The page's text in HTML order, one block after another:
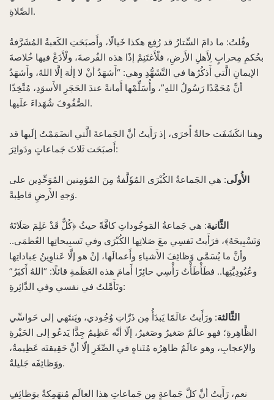
الصَّلاةِ.
وقُلتُ: ما دامَ السِّتارُ قد رُفِع هكذا خَيالًا، وأَصبَحَتِ الكَعبةُ المُشَرَّفةُ
بحُكمِ مِحرابٍ لِأَهلِ الأَرضِ، فلْأَغتَنِمْ إذًا هذه الفُرصةَ، ولْأَدَعْ فيها خُلاصةَ
الإيمانِ الَّتي أَذكُرُها في التَّشَهُّدِ وهي: “أَشهَدُ أنْ لا إلٰهَ إلَّا اللهُ، وأَشهَدُ
أنَّ مُحَمَّدًا رَسُولُ اللهِ”، وأُسَلِّمْها أَمانةً عندَ الحَجَرِ الأَسوَدِ، مُتَّخِذًا
الصُّفُوفَ شُهَداءَ علَيها.
وهنا انكَشَفَت حالةٌ أُخرَى، إذ رَأَيتُ أنَّ الجَماعةَ الَّتي انضَمَمْتُ إلَيها قد
أَصبَحَت ثَلاثَ جَماعاتٍ ودَوائِرَ:
الأُولَى: هي الجَماعةُ الكُبْرَى المُؤَلَّفةُ مِنَ المُؤمِنين المُوَحِّدِين على
وَجهِ الأَرضِ قاطِبةً.
الثَّانية: هي جَماعةُ المَوجُوداتِ كافَّةً حيثُ ﴿كُلٌّ قَدْ عَلِمَ صَلَاتَهُ
وَتَسْبِيحَهُ﴾، فرَأَيتُ نَفسِي معَ صَلاتِها الكُبْرَى وفي تَسبِيحاتِها العُظمَى..
وأنَّ ما يُسَمَّى وَظائِفَ الأَشياءِ وأَعمالَها، إنْ هو إلَّا عَناوِينُ عِباداتِها
وعُبُودِيَّتِها.. فطَأْطَأْتُ رَأْسِي حائِرًا أَمامَ هذه العَظَمةِ قائلًا: “اللهُ أَكبَرُ”
وتَأَمَّلتُ في نفسي وفي الدَّائِرةِ:
الثَّالثة: ورَأَيتُ عالَمًا يَبدَأُ مِن ذَرَّاتِ وُجُودي، ويَنتَهي إلى حَواسِّي
الظَّاهِرةِ؛ فهو عالَمٌ صَغيرٌ وصَغيرٌ، إلّا أنَّه عَظِيمٌ جِدًّا يَدعُو إلى الحَيْرةِ
والإعجابِ، وهو عالَمٌ ظاهِرُه مُتَناهٍ في الصِّغَرِ إلّا أنَّ حَقِيقتَه عَظِيمةٌ،
ووَظائِفَه جَليلةٌ.
نعم، رَأَيتُ أنَّ كلَّ جَماعةٍ مِن جَماعاتِ هذا العالَمِ مُنهَمِكةٌ بوَظائِفِ